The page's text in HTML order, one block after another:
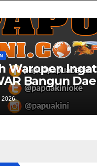
Waropen
Bangun
2026